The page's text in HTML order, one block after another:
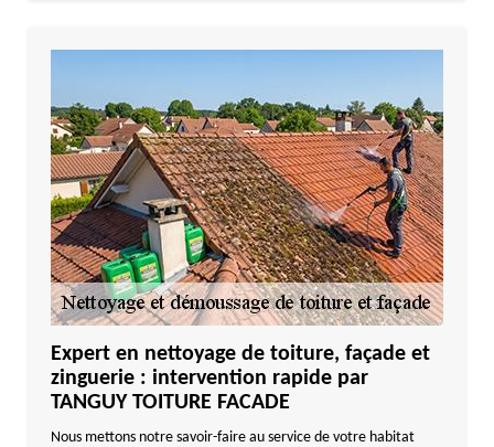
Expert en nettoyage de toiture, façade et
zinguerie : intervention rapide par
TANGUY TOITURE FACADE
Nous mettons notre savoir-faire au service de votre habitat